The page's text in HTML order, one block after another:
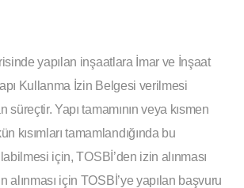
yapılan inşaatlara İmar ve İnşaat
Kullanma İzin Belgesi verilmesi
Yapı tamamının veya kısmen
kısımları tamamlandığında bu
için, TOSBİ’den izin alınması
alınması için TOSBİ’ye yapılan başvuru